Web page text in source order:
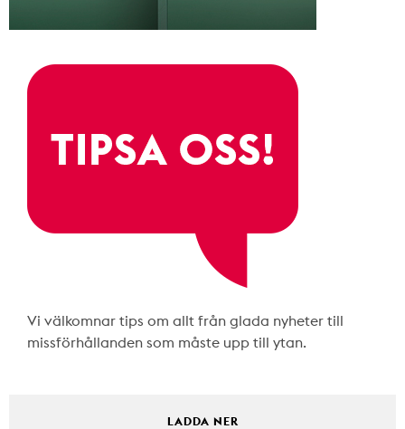
Vi välkomnar tips om allt från glada nyheter till
missförhållanden som måste upp till ytan.
LADDA NER